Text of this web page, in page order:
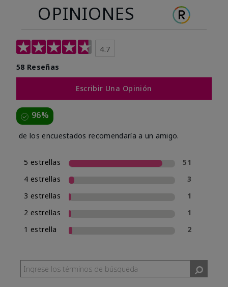
OPINIONES
4.7
58 Reseñas
Escribir Una Opinión
96%
de los encuestados recomendaría a un amigo.
5 estrellas
51
4 estrellas
3
3 estrellas
1
2 estrellas
1
1 estrella
2